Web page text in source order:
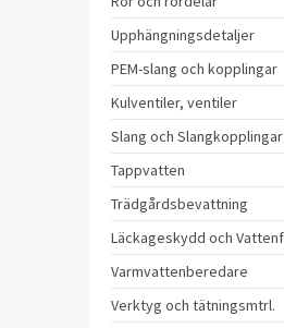
Upphängningsdetaljer
PEM-slang och kopplingar
Kulventiler, ventiler
Slang och Slangkopplingar
Tappvatten
Trädgårdsbevattning
Varmvattenberedare
Verktyg och tätningsmtrl.